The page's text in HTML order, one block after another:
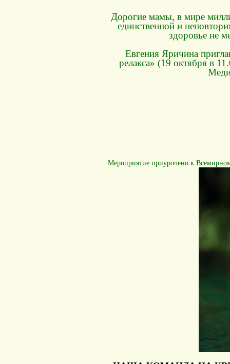
Дорогие мамы, в мире
единственной и
здоровье не
Евгения Яричина
релакса» (19 октября в
Мероприятие приурочено к